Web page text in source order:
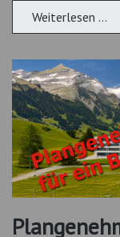
Weiterlesen …